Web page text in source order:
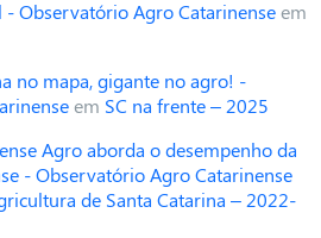
Observatório Agro Catarinenseem
no mapa, gigante no agro! -
em SC na frente – 2025
Agro aborda o desempenho da
- Observatório Agro Catarinense
de Santa Catarina – 2022-